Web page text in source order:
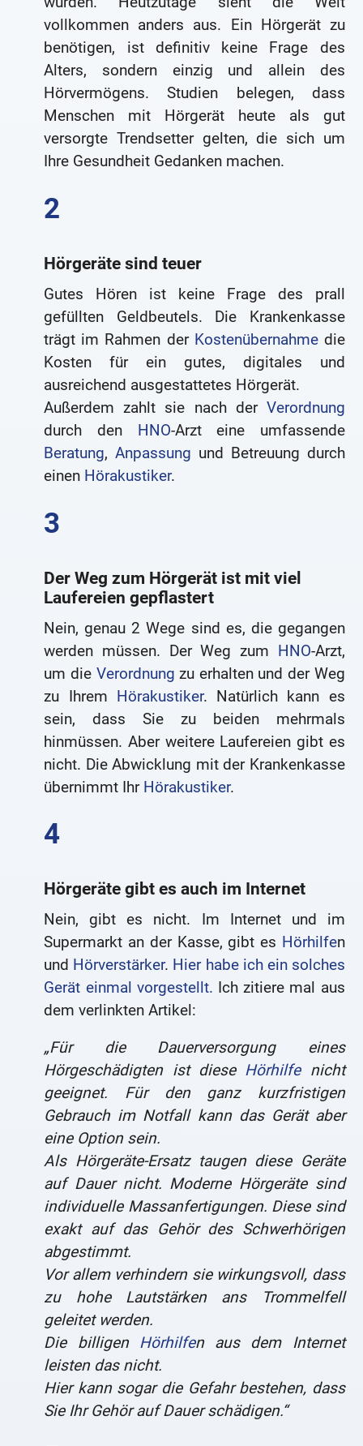
vollkommen anders aus. Ein Hörgerät zu
benötigen, ist definitiv keine Frage des
Alters, sondern einzig und allein des
Hörvermögens. Studien belegen, dass
Menschen mit Hörgerät heute als gut
versorgte Trendsetter gelten, die sich um
Ihre Gesundheit Gedanken machen.
Hörgeräte sind teuer
Gutes Hören ist keine Frage des prall
gefüllten Geldbeutels. Die Krankenkasse
trägt im Rahmen der Kostenübernahmedie
Kosten für ein gutes, digitales und
ausreichend ausgestattetes Hörgerät.
Außerdem zahlt sie nach der Verordnung
durch den HNO-Arzt eine umfassende
Beratung,Anpassung und Betreuung durch
einen Hörakustiker.
Der Weg zum Hörgerät ist mit viel
Laufereien gepflastert
Nein, genau 2 Wege sind es, die gegangen
werden müssen. Der Weg zum HNO-Arzt,
um die Verordnung zu erhalten und der Weg
zu Ihrem Hörakustiker. Natürlich kann es
sein, dass Sie zu beiden mehrmals
hinmüssen. Aber weitere Laufereien gibt es
nicht. Die Abwicklung mit der Krankenkasse
übernimmt Ihr Hörakustiker.
Hörgeräte gibt es auch im Internet
Nein, gibt es nicht. Im Internet und im
Supermarkt an der Kasse, gibt es Hörhilfen
und Hörverstärker. Hier habe ich ein solches
Gerät einmal vorgestellt. Ich zitiere mal aus
dem verlinkten Artikel:
„Für die Dauerversorgung eines
Hörgeschädigten ist diese Hörhilfenicht
geeignet. Für den ganz kurzfristigen
Gebrauch im Notfall kann das Gerät aber
eine Option sein.
Als Hörgeräte-Ersatz taugen diese Geräte
auf Dauer nicht. Moderne Hörgeräte sind
individuelle Massanfertigungen. Diese sind
exakt auf das Gehör des Schwerhörigen
abgestimmt.
Vor allem verhindern sie wirkungsvoll, dass
zu hohe Lautstärken ans Trommelfell
geleitet werden.
Die billigen Hörhilfen aus dem Internet
leisten das nicht.
Hier kann sogar die Gefahr bestehen, dass
Sie Ihr Gehör auf Dauer schädigen.“